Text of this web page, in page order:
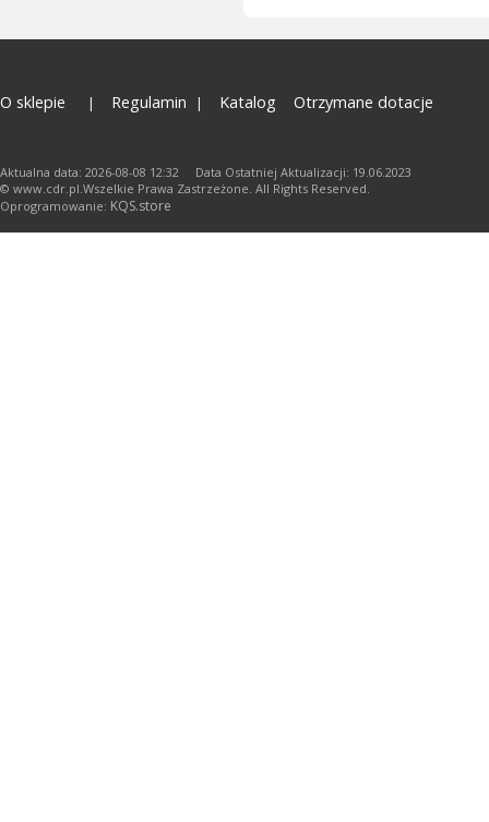
O sklepie Regulamin Katalog Otrzymane dotacje
Aktualna data: 2026-08-08 12:32 Data Ostatniej Aktualizacji: 19.06.2023
© www.cdr.pl.Wszelkie Prawa Zastrzeżone. All Rights Reserved.
Oprogramowanie: KQS.store